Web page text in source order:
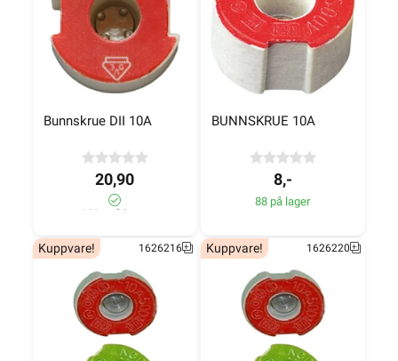
Bunnskrue DII 10A
20,90
280+ på lager
BUNNSKRUE 10A
8,-
88 på lager
Kuppvare! 1626216 Kuppvare! 1626220